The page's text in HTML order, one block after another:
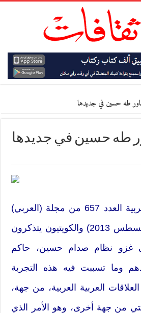
طه حسين في جديدها
طه حسين في جديدها
تستقبل المكتبات العربية العدد 657 من مجلة (العربي)
مطلع هذا الشهر (أغسطس 2013) والكويتيون يتذكرون
على غزو نظام صدام حسين، حاكم
وما تسببت فيه هذه التجربة
العربية العربية، من جهة،
من جهة أخرى، وهو الأمر الذي